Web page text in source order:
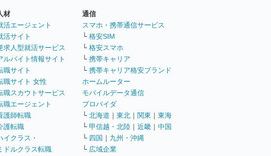
材
活エージェント
活サイト
求人型就活サービス
ルバイト情報サイト
職サイト
職サイト 女性
職スカウトサービス
職エージェント
護師転職
護転職
イクラス・
ドルクラス転職
通信
スマホ・携帯通信サービス
└ 格安SIM
└ 格安スマホ
└ 携帯キャリア
└ 携帯キャリア格安ブランド
ホームルーター
モバイルデータ通信
プロバイダ
└ 北海道 ｜ 東北 ｜ 関東 ｜ 東海
└ 甲信越・北陸 ｜ 近畿 ｜ 中国
└ 四国 ｜ 九州・沖縄
└ 広域企業